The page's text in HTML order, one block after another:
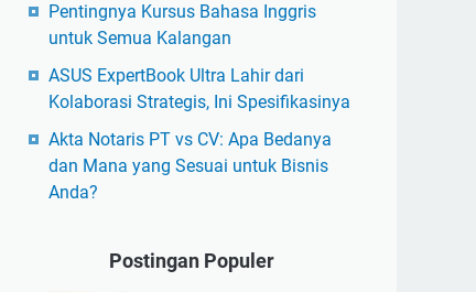
Pentingnya Kursus Bahasa Inggris
untuk Semua Kalangan
ASUS ExpertBook Ultra Lahir dari
Kolaborasi Strategis, Ini Spesifikasinya
Akta Notaris PT vs CV: Apa Bedanya
dan Mana yang Sesuai untuk Bisnis
Anda?
Postingan Populer